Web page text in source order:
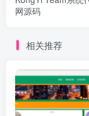
网源码
相关推荐